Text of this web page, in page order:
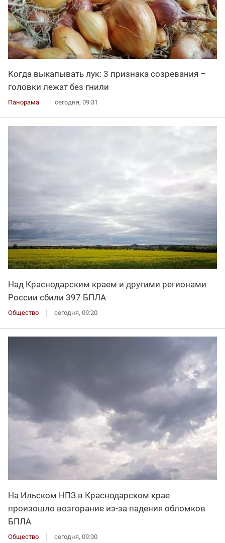
Когда выкапывать лук: 3 признака созревания –
головки лежат без гнили
Панорама сегодня, 09:31
Над Краснодарским краем и другими регионами
России сбили 397 БПЛА
Общество сегодня, 09:20
На Ильском НПЗ в Краснодарском крае
произошло возгорание из-за падения обломков
БПЛА
Общество сегодня, 09:00